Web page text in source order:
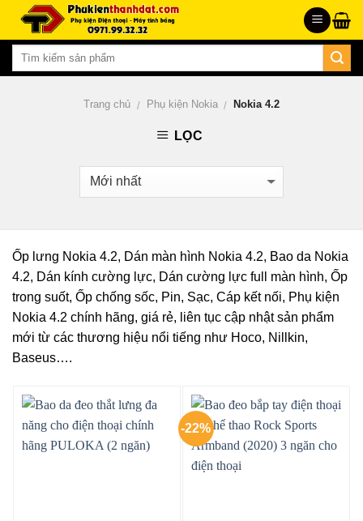
content
Trang chủ / Phụ kiện Nokia / Nokia 4.2
LỌC
Ốp lưng Nokia 4.2, Dán màn hình Nokia 4.2, Bao da Nokia
4.2, Dán kính cường lực, Dán cường lực full màn hình, Ốp
trong suốt, Ốp chống sốc, Pin, Sạc, Cáp kết nối, Phụ kiện
Nokia 4.2 chính hãng, giá rẻ, liên tục cập nhật sản phẩm
mới từ các thương hiệu nổi tiếng như Hoco, Nillkin,
Baseus….
-22%